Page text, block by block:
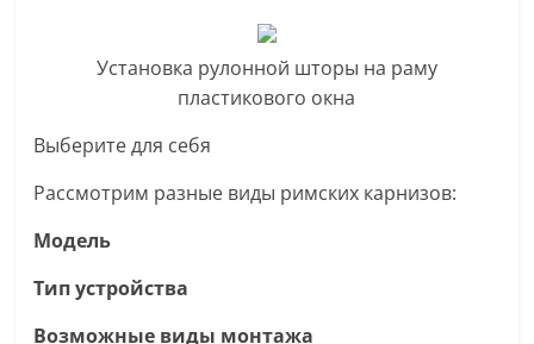
Установка рулонной шторы на раму
пластикового окна
Выберите для себя
Рассмотрим разные виды римских карнизов:
Модель
Тип устройства
Возможные виды монтажа